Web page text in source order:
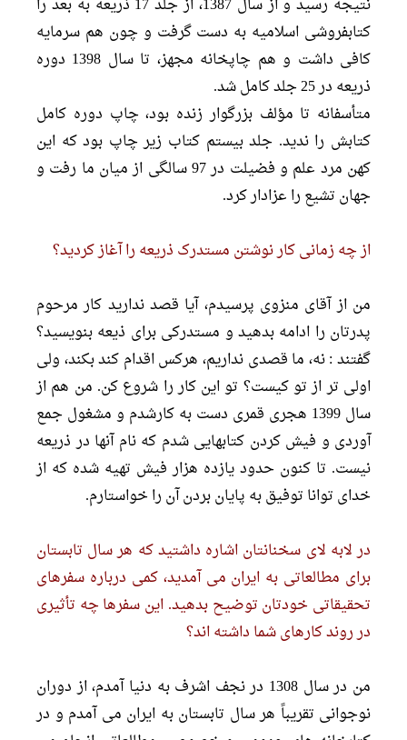
کتابفروشى اسلامیه به دست گرفت و چون هم سرمایه
کافى داشت و هم چاپخانه مجهز، تا سال 1398 دوره
ذریعه در 25 جلد کامل شد.
متأسفانه تا مؤلف بزرگوار زنده بود، چاپ دوره کامل
کتابش را ندید. جلد بیستم کتاب زیر چاپ بود که این
کهن مرد علم و فضیلت در 97 سالگى از میان ما رفت و
جهان تشیع را عزادار کرد.
از چه زمانى کار نوشتن مستدرک ذریعه را آغاز کردید؟
من از آقاى منزوى پرسیدم، آیا قصد ندارید کار مرحوم
پدرتان را ادامه بدهید و مستدرکى براى ذیعه بنویسید؟
گفتند : نه، ما قصدى نداریم، هرکس اقدام کند بکند، ولى
اولى تر از تو کیست؟ تو این کار را شروع کن. من هم از
سال 1399 هجرى قمرى دست به کارشدم و مشغول جمع
آوردى و فیش کردن کتابهایى شدم که نام آنها در ذریعه
نیست. تا کنون حدود یازده هزار فیش تهیه شده که از
خداى توانا توفیق به پایان بردن آن را خواستارم.
در لابه لاى سخنانتان اشاره داشتید که هر سال تابستان
براى مطالعاتى به ایران مى آمدید، کمى درباره سفرهاى
تحقیقاتى خودتان توضیح بدهید. این سفرها چه تأثیرى
در روند کارهاى شما داشته اند؟
من در سال 1308 در نجف اشرف به دنیا آمدم، از دوران
نوجوانى تقریباً هر سال تابستان به ایران مى آمدم و در